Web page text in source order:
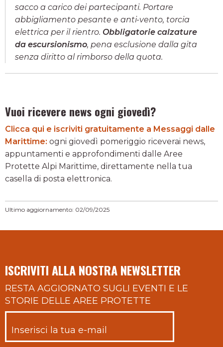
sacco a carico dei partecipanti. Portare
abbigliamento pesante e anti-vento, torcia
elettrica per il rientro. Obbligatorie calzature
da escursionismo, pena esclusione dalla gita
senza diritto al rimborso della quota.
Vuoi ricevere news ogni giovedì?
Clicca qui e iscriviti gratuitamente a Messaggi dalle
Marittime: ogni giovedì pomeriggio riceverai news,
appuntamenti e approfondimenti dalle Aree
Protette Alpi Marittime, direttamente nella tua
casella di posta elettronica.
Ultimo aggiornamento: 02/09/2025
ISCRIVITI ALLA NOSTRA NEWSLETTER
RESTA AGGIORNATO SUGLI EVENTI E LE
STORIE DELLE AREE PROTETTE